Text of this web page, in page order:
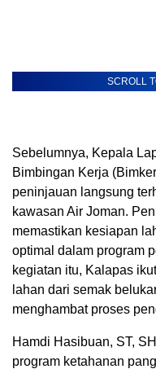
SCROLL
Sebelumnya, Kepala
Bimbingan Kerja
peninjauan langsung
kawasan Air Joman.
memastikan kesiapan
optimal dalam program
kegiatan itu, Kalapas
lahan dari semak
menghambat proses
Hamdi Hasibuan, ST,
program ketahanan